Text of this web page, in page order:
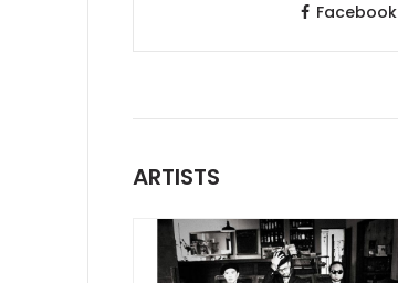
Facebook
ARTISTS